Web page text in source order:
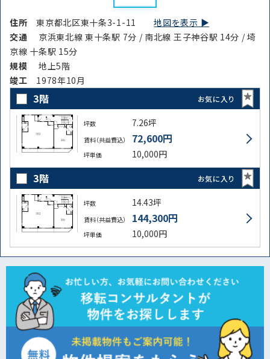
住所東京都北区東十条3-1-11地図を表示 ▶︎
交通
京浜東北線 東十条駅 7分 / 南北線 王子神谷駅 14分 / 埼
京線 十条駅 15分
規模
地上5階
竣⼯ 1978年10月
3階 お気に入り
坪数 7.26坪
賃料（共益費込） 72,600円
坪単価 10,000円
3階 お気に入り
坪数 14.43坪
賃料（共益費込） 144,300円
坪単価 10,000円